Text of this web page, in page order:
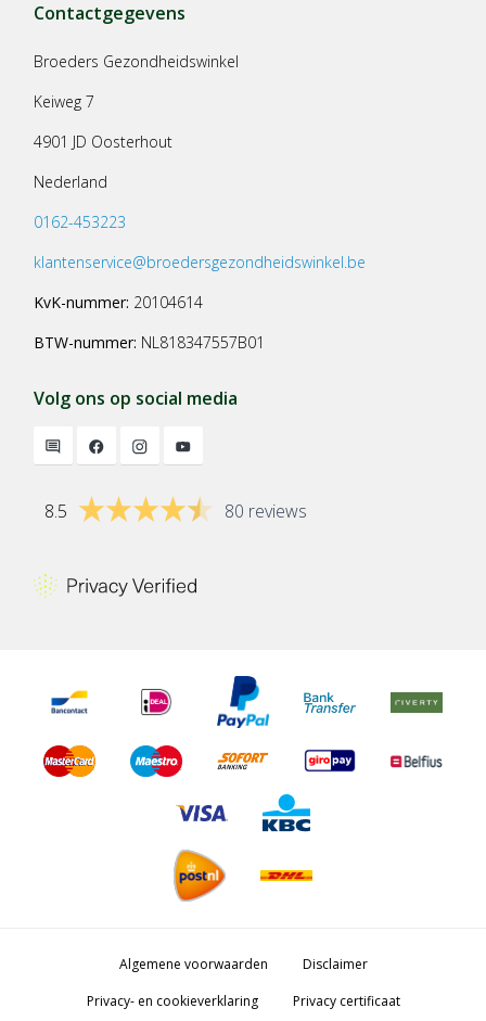
Contactgegevens
Broeders Gezondheidswinkel
Keiweg 7
4901 JD Oosterhout
Nederland
0162-453223
klantenservice@broedersgezondheidswinkel.be
KvK-nummer: 20104614
BTW-nummer: NL818347557B01
Volg ons op social media
8.5 80 reviews
Algemene voorwaarden
Disclaimer
Privacy- en cookieverklaring
Privacy certificaat